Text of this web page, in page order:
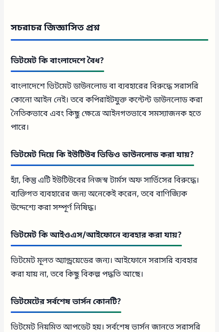
সচরাচর জিজ্ঞাসিত প্রশ্ন
ভিটমেট কি বাংলাদেশে বৈধ?
বাংলাদেশে ভিটমেট ডাউনলোড বা ব্যবহারের বিরুদ্ধে সরাসরি
কোনো আইন নেই। তবে কপিরাইটযুক্ত কন্টেন্ট ডাউনলোড করা
নৈতিকভাবে এবং কিছু ক্ষেত্রে আইনগতভাবে সমস্যাজনক হতে
পারে।
ভিটমেট দিয়ে কি ইউটিউব ভিডিও ডাউনলোড করা যায়?
হ্যাঁ, কিন্তু এটি ইউটিউবের নিজস্ব টার্মস অফ সার্ভিসের বিরুদ্ধে।
ব্যক্তিগত ব্যবহারের জন্য অনেকেই করেন, তবে বাণিজ্যিক
উদ্দেশ্যে করা সম্পূর্ণ নিষিদ্ধ।
ভিটমেট কি আইওএস/আইফোনে ব্যবহার করা যায়?
ভিটমেট মূলত অ্যান্ড্রয়েডের জন্য। আইফোনে সরাসরি ব্যবহার
করা যায় না, তবে কিছু বিকল্প পদ্ধতি আছে।
ভিটমেটের সর্বশেষ ভার্সন কোনটি?
ভিটমেট নিয়মিত আপডেট হয়। সর্বশেষ ভার্সন জানতে সরাসরি